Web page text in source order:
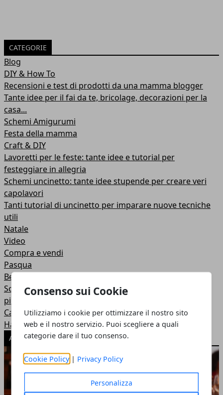
Consenso sui Cookie
Utilizziamo i cookie per ottimizzare il nostro sito
web e il nostro servizio. Puoi scegliere a quali
categorie dare il tuo consenso.
Cookie Policy | Privacy Policy
Personalizza
CATEGORIE
Blog
DIY & How To
Recensioni e test di prodotti da una mamma blogger
Tante idee per il fai da te, bricolage, decorazioni per la
casa...
Schemi Amigurumi
Festa della mamma
Craft & DIY
Lavoretti per le feste: tante idee e tutorial per
festeggiare in allegria
Schemi uncinetto: tante idee stupende per creare veri
capolavori
Tanti tutorial di uncinetto per imparare nuove tecniche
utili
Natale
Video
Compra e vendi
Pasqua
Befana
Schemi uncinetto per bambini: tante idee sfiziose per i
più piccoli
Carnevale
Halloween
ARTICOLI POPOLARI